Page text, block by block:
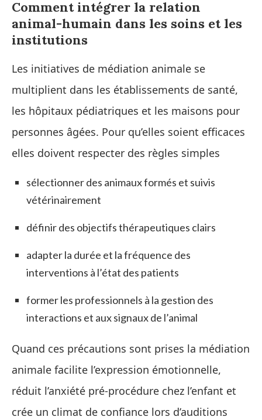
Comment intégrer la relation
animal-humain dans les soins et les
institutions
Les initiatives de médiation animale se
multiplient dans les établissements de santé,
les hôpitaux pédiatriques et les maisons pour
personnes âgées. Pour qu’elles soient efficaces
elles doivent respecter des règles simples
sélectionner des animaux formés et suivis
vétérinairement
définir des objectifs thérapeutiques clairs
adapter la durée et la fréquence des
interventions à l’état des patients
former les professionnels à la gestion des
interactions et aux signaux de l’animal
Quand ces précautions sont prises la médiation
animale facilite l’expression émotionnelle,
réduit l’anxiété pré-procédure chez l’enfant et
crée un climat de confiance lors d’auditions